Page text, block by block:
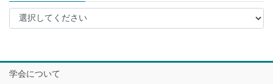
学会について